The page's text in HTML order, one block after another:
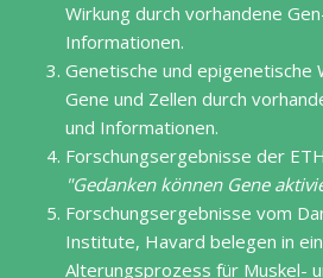
Wirkung durch vorhandene
Informationen.
Genetische und epigenetische
Gene und Zellen durch
und Informationen.
Forschungsergebnisse der
Gedanken können Gene
Forschungsergebnisse vom
Institute, Havard belegen in
Alterungsprozess für Muskel-